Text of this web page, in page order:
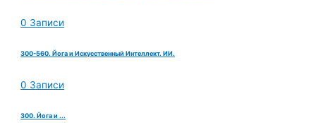
0 Записи
300-560. Йога и Искусственный Интеллект. ИИ.
0 Записи
300. Йога и ...